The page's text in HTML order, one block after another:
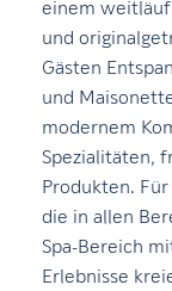
einem
und
Gästen
und
modernem
Spezialitäten,
Produkten.
die in allen
Spa-Bereich
Erlebnisse